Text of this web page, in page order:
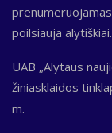
poilsiauja alytiškiai.
UAB „Alytaus
žiniasklaidos
m.